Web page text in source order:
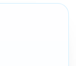
a precizní
cokoliv řešit,